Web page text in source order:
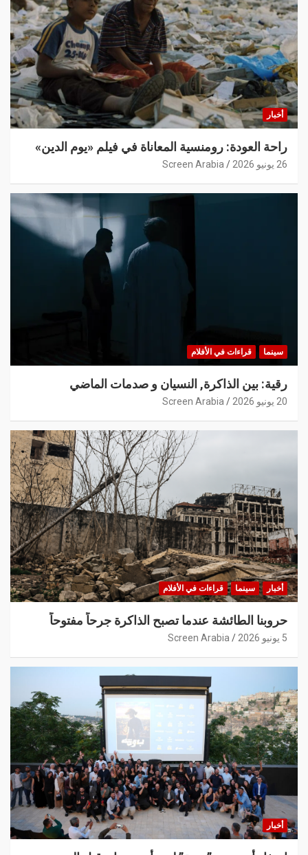
أخبار
راحة العودة: رومنسية المعاناة في فيلم «يوم الدين»
26 يونيو 2026 Screen Arabia
سينما قراءات في الأفلام
رقية: بين الذاكرة, النسيان و صدمات الماضي
20 يونيو 2026 Screen Arabia
أخبار سينما قراءات في الأفلام
حروبنا الطائشة عندما تصبح الذاكرة جرحاً مفتوحاً
5 يونيو 2026 Screen Arabia
أخبار